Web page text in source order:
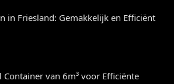
in Friesland: Gemakkelijk en Efficiënt
van 6m³ voor Efficiënte